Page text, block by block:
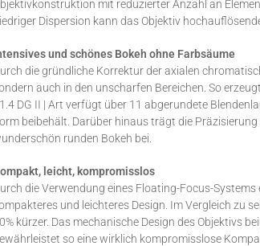
mit reduzierter Anzahl an
Dispersion kann das Objektiv
und schönes Bokeh ohne Farbsäume
die gründliche Korrektur der axialen
auch in den unscharfen Bereichen. So
DG II | Art verfügt über 11 abgerundete
beibehält. Darüber hinaus trägt die
runden Bokeh bei.
leicht, kompromisslos
die Verwendung eines Floating-Focus-
und leichteres Design. Im Vergleich zu
kürzer. Das mechanische Design des Objektivs
so eine wirklich kompromisslose